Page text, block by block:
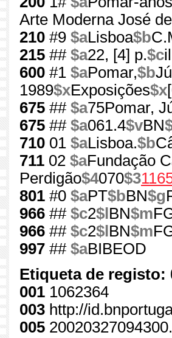
Arte Moderna José
210 #9 $aLisboa$b
215 ## $a22, [4] p.$c
600 #1 $aPomar,$b
1989$xExposições$x
675 ## $a75Pomar,
675 ## $a061.4$vBN
710 01 $aLisboa.$b
711 02 $aFundação
Perdigão$4070$3
801 #0 $aPT$bBN$g
966 ## $c2$l BN$m
966 ## $c2$l BN$m
997 ## $aBIBEOD
Etiqueta de registo:
001 1062364
003 http://
005